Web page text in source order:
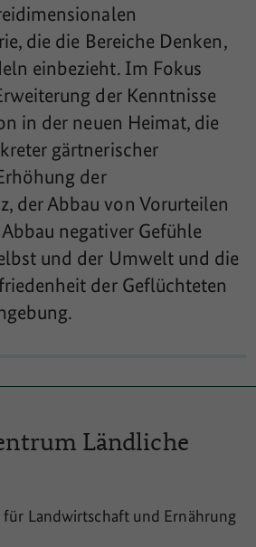
die die Bereiche Denken,
einbezieht. Im Fokus
der Kenntnisse
in der neuen Heimat, die
gärtnerischer
der
der Abbau von Vorurteilen
negativer Gefühle
und der Umwelt und die
der Geflüchteten
Ländliche
Landwirtschaft und Ernährung